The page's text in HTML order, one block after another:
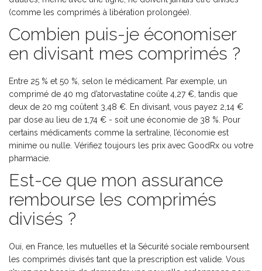
(comme les comprimés à libération prolongée).
Combien puis-je économiser
en divisant mes comprimés ?
Entre 25 % et 50 %, selon le médicament. Par exemple, un
comprimé de 40 mg d’atorvastatine coûte 4,27 €, tandis que
deux de 20 mg coûtent 3,48 €. En divisant, vous payez 2,14 €
par dose au lieu de 1,74 € - soit une économie de 38 %. Pour
certains médicaments comme la sertraline, l’économie est
minime ou nulle. Vérifiez toujours les prix avec GoodRx ou votre
pharmacie.
Est-ce que mon assurance
rembourse les comprimés
divisés ?
Oui, en France, les mutuelles et la Sécurité sociale remboursent
les comprimés divisés tant que la prescription est valide. Vous